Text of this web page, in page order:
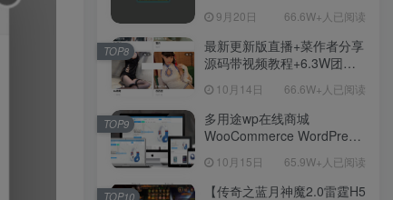
9月20日 66.6W+人已阅读
最新更新版直播+菜作者分享
源码带视频教程+6.3W团购
【源码+教程】
10月14日 66.6W+人已阅读
TOP8
多用途wp在线商城
WooCommerce WordPress
10月15日 65.9W+人已阅读
TOP9
【传奇之蓝月神魔2.0雷霆H5
TOP10